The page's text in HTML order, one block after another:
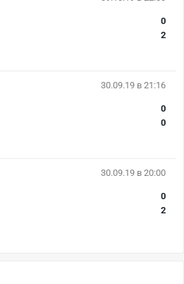
0
2
30.09.19 в 21:16
0
0
30.09.19 в 20:00
0
2